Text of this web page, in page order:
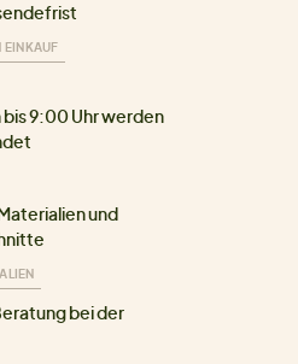
EINKAUF
9:00 Uhr werden
und
bei der